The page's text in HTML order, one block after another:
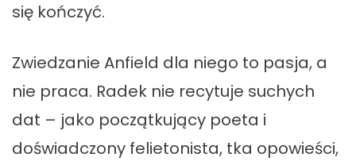
się kończyć.
Zwiedzanie Anfield dla niego to pasja, a
nie praca. Radek nie recytuje suchych
dat – jako początkujący poeta i
doświadczony felietonista, tka opowieści,